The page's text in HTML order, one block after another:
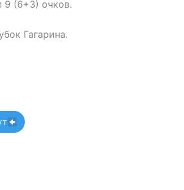
9 (6+3) очков.
Гагарина.